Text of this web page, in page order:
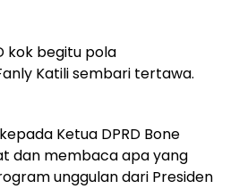
kok begitu pola
Katili sembari tertawa.
Ketua DPRD Bone
dan membaca apa yang
unggulan dari Presiden